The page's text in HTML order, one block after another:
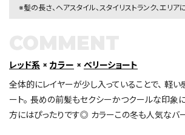
※髪の長さ、ヘアスタイル、スタイリストランク、エリア
レッド系 × カラー × ベリーショート
全体的にレイヤーが少し入っていることで、 軽い
ート。 長めの前髪もセクシーかつクールな印象
方にはぴったりです◎ カラーこの冬も人気なバー